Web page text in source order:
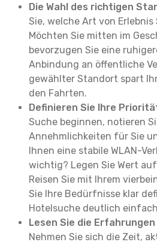
Die Wahl des richtigen
Sie, welche Art von Erlebnis
Möchten Sie mitten im
bevorzugen Sie eine
Anbindung an öffentliche
gewählter Standort spart
den Fahrten.
Definieren Sie Ihre
Suche beginnen, notieren
Annehmlichkeiten für Sie
Ihnen eine stabile WLAN-
wichtig? Legen Sie Wert
Reisen Sie mit Ihrem
Sie Ihre Bedürfnisse klar
Hotelsuche deutlich
Lesen Sie die
Nehmen Sie sich die Zeit,